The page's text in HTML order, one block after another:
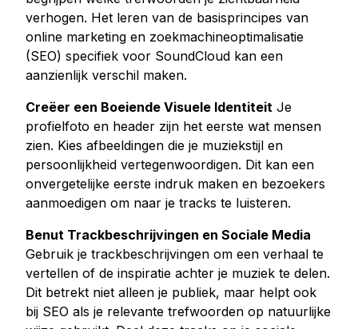
Tiktok live beelden kopen
Tiktok uitzicht kopen
Twitter Diensten
Twitter X Impressies kopen
Kopen Twitter likes
Twitter-views kopen
Twitter X Video bekeken kopen
Youtube Diensten
Kopen Youtube commentaar houdt
Youtube kopen houdt
Youtube abonnees kopen
Youtube weergaven kopen
verhogen. Het leren van de basisprincipes van
online marketing en zoekmachineoptimalisatie
(SEO) specifiek voor SoundCloud kan een
aanzienlijk verschil maken.
Creëer een Boeiende Visuele Identiteit Je
profielfoto en header zijn het eerste wat mensen
zien. Kies afbeeldingen die je muziekstijl en
persoonlijkheid vertegenwoordigen. Dit kan een
onvergetelijke eerste indruk maken en bezoekers
aanmoedigen om naar je tracks te luisteren.
Benut Trackbeschrijvingen en Sociale Media
Gebruik je trackbeschrijvingen om een verhaal te
vertellen of de inspiratie achter je muziek te delen.
Dit betrekt niet alleen je publiek, maar helpt ook
bij SEO als je relevante trefwoorden op natuurlijke